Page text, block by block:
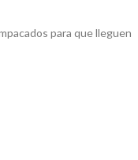
para que lleguen